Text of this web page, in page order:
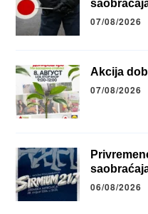
07/08/2026
Akcija
07/08/2026
06/08/2026